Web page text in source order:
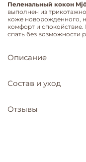
Пеленальный кокон
выполнен из
коже новорожденного,
комфорт и
спать без возможности
Описание
Состав и уход
Отзывы